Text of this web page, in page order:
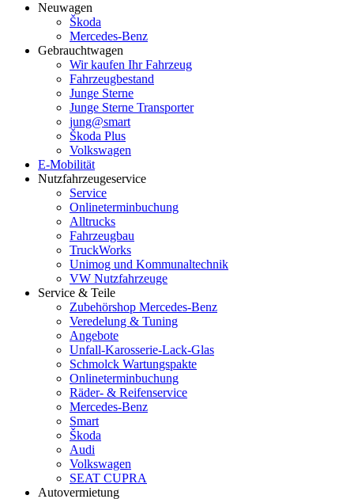
Neuwagen
Škoda
Mercedes-Benz
Gebrauchtwagen
Wir kaufen Ihr Fahrzeug
Fahrzeugbestand
Junge Sterne
Junge Sterne Transporter
jung@smart
Škoda Plus
Volkswagen
E-Mobilität
Nutzfahrzeugeservice
Service
Onlineterminbuchung
Alltrucks
Fahrzeugbau
TruckWorks
Unimog und Kommunaltechnik
VW Nutzfahrzeuge
Service & Teile
Zubehörshop Mercedes-Benz
Veredelung & Tuning
Angebote
Unfall-Karosserie-Lack-Glas
Schmolck Wartungspakte
Onlineterminbuchung
Räder- & Reifenservice
Mercedes-Benz
Smart
Škoda
Audi
Volkswagen
SEAT CUPRA
Autovermietung